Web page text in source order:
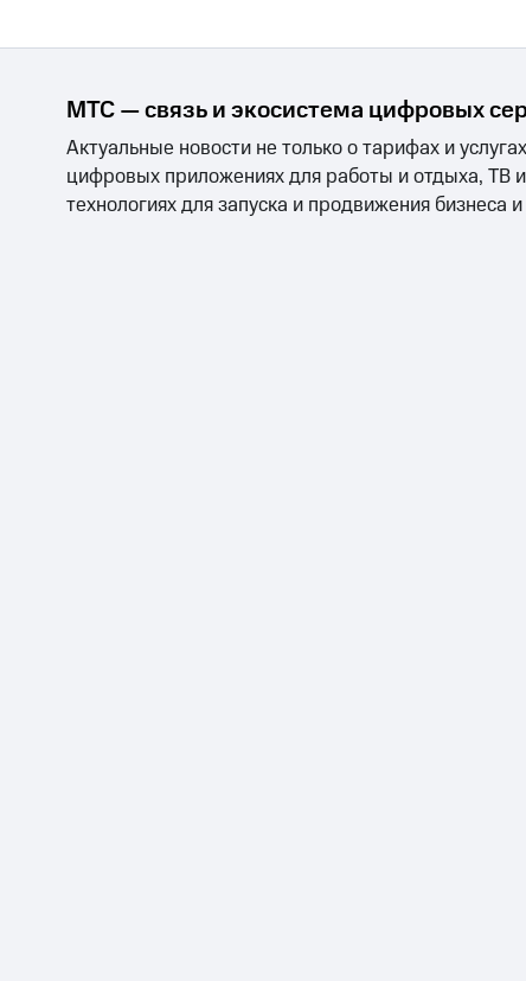
МТС — связь и экосистема цифровых
Актуальные новости не только о тарифах и
цифровых приложениях для работы и отдыха, ТВ
технологиях для запуска и продвижения бизнеса